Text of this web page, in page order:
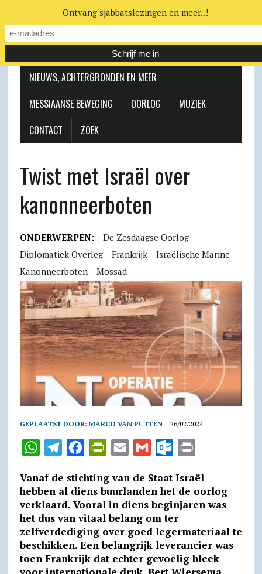
MESSIAANSE GEMEENTE
NIEUWS, ACHTERGRONDEN EN MEER
MESSIAANSE BEWEGING
OORLOG
MUZIEK
CONTACT
ZOEK
Twist met Israël over
kanonneerboten
ONDERWERPEN:
De Zesdaagse Oorlog
Diplomatiek Overleg
Frankrijk
Israëlische Marine
Kanonneerboten
Mossad
GEPLAATST DOOR: MARCO VAN PUTTEN 26/02/2024
W
a
t
s
A
p
p
T
l
e
g
r
a
m
c
e
b
o
o
k
i
n
t
F
r
i
a
i
l
a
i
l
t
l
o
o
k
.
i
n
Vanaf de stichting van de Staat Israël
hebben al diens buurlanden het de oorlog
verklaard. Vooral in diens beginjaren was
het dus van vitaal belang om ter
zelfverdediging over goed legermateriaal te
beschikken. Een belangrijk leverancier was
toen Frankrijk dat echter gevoelig bleek
Ontvang sjabbatslezingen en meer..!